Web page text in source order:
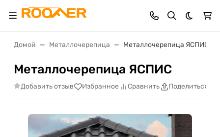
Темная
Домой Металлочерепица Металлочерепица ЯСПИС
Металлочерепица ЯСПИС
Добавить отзыв Избранное Сравнить Поделиться